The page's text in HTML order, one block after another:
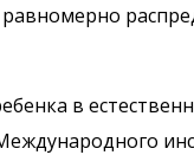
в